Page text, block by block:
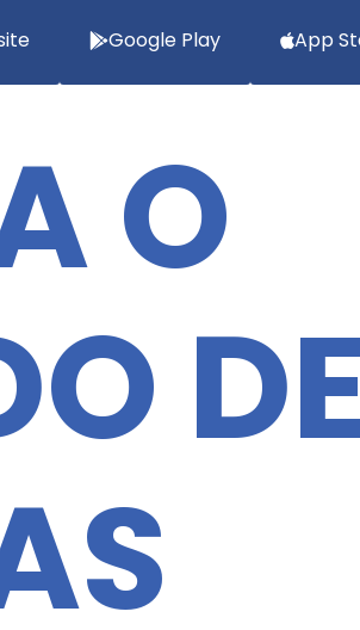
Google Play App
O